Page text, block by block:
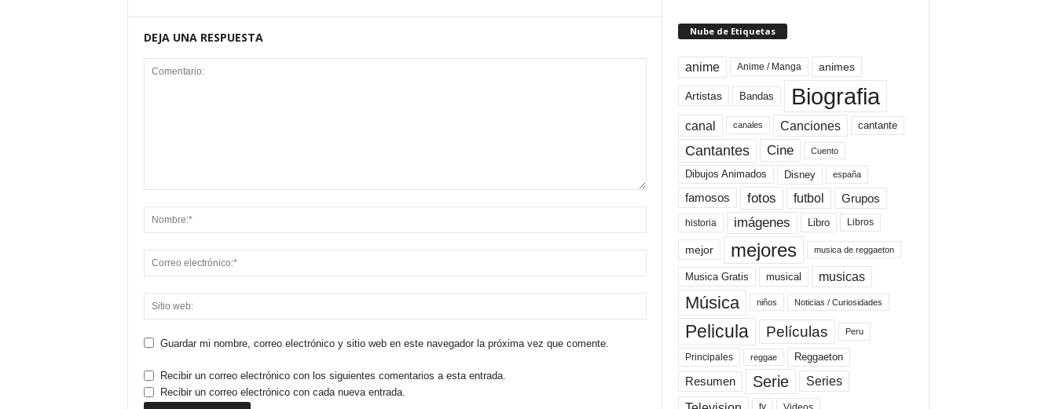
DEJA UNA RESPUESTA
Guardar mi nombre, correo electrónico y sitio web en este navegador la próxima vez que comente.
Recibir un correo electrónico con los siguientes comentarios a esta entrada.
Recibir un correo electrónico con cada nueva entrada.
Nube de Etiquetas
anime Anime / Manga animes
Artistas Bandas Biografia
canal canales Canciones cantante
Cantantes Cine Cuento
Dibujos Animados Disney españa
famosos fotos futbol Grupos
historia imágenes Libro Libros
mejor mejores musica de reggaeton
Musica Gratis musical musicas
Música niños Noticias / Curiosidades
Pelicula Películas Peru
Principales reggae Reggaeton
Resumen Serie Series
tv